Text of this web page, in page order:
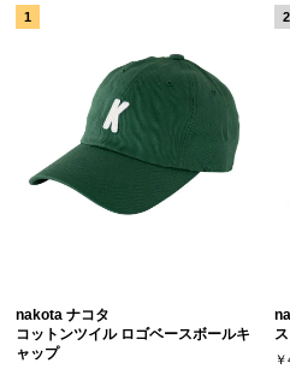
nakota ナコタ
コットンツイル ロゴベースボールキ
ャップ